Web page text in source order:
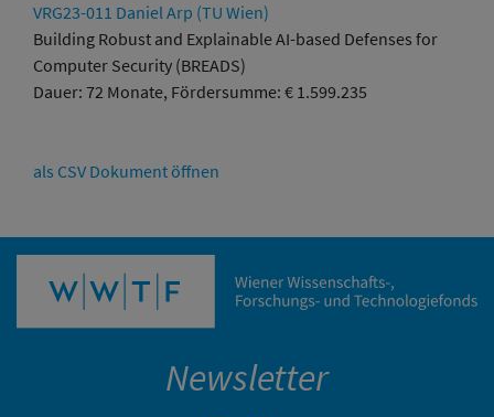
VRG23-011 Daniel Arp (TU Wien)
Building Robust and Explainable AI-based Defenses for
Computer Security (BREADS)
Dauer: 72 Monate, Fördersumme: € 1.599.235
als CSV Dokument öffnen
Newsletter